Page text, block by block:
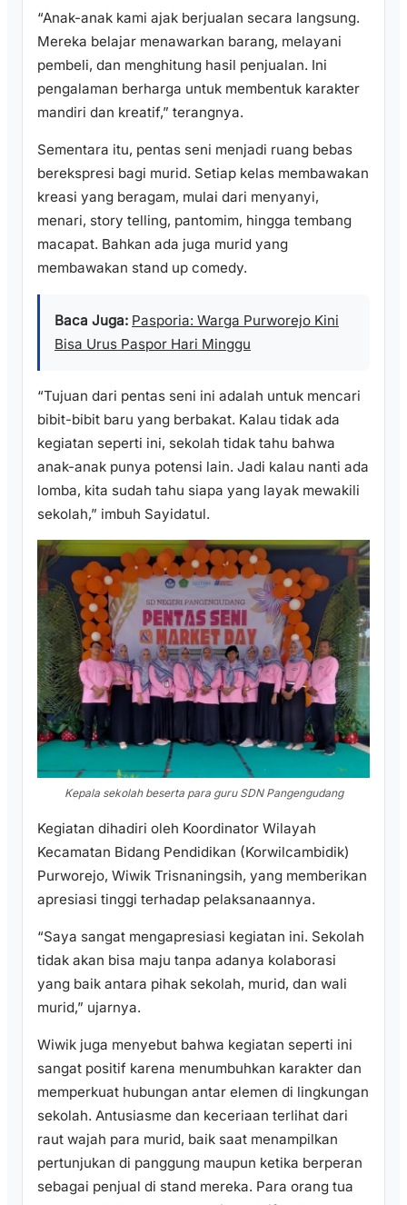
“Anak-anak kami ajak berjualan secara langsung.
Mereka belajar menawarkan barang, melayani
pembeli, dan menghitung hasil penjualan. Ini
pengalaman berharga untuk membentuk karakter
mandiri dan kreatif,” terangnya.
Sementara itu, pentas seni menjadi ruang bebas
berekspresi bagi murid. Setiap kelas membawakan
kreasi yang beragam, mulai dari menyanyi,
menari, story telling, pantomim, hingga tembang
macapat. Bahkan ada juga murid yang
membawakan stand up comedy.
Baca Juga: Pasporia: Warga Purworejo Kini
Bisa Urus Paspor Hari Minggu
“Tujuan dari pentas seni ini adalah untuk mencari
bibit-bibit baru yang berbakat. Kalau tidak ada
kegiatan seperti ini, sekolah tidak tahu bahwa
anak-anak punya potensi lain. Jadi kalau nanti ada
lomba, kita sudah tahu siapa yang layak mewakili
sekolah,” imbuh Sayidatul.
Kepala sekolah beserta para guru SDN Pangengudang
Kegiatan dihadiri oleh Koordinator Wilayah
Kecamatan Bidang Pendidikan (Korwilcambidik)
Purworejo, Wiwik Trisnaningsih, yang memberikan
apresiasi tinggi terhadap pelaksanaannya.
“Saya sangat mengapresiasi kegiatan ini. Sekolah
tidak akan bisa maju tanpa adanya kolaborasi
yang baik antara pihak sekolah, murid, dan wali
murid,” ujarnya.
Wiwik juga menyebut bahwa kegiatan seperti ini
sangat positif karena menumbuhkan karakter dan
memperkuat hubungan antar elemen di lingkungan
sekolah. Antusiasme dan keceriaan terlihat dari
raut wajah para murid, baik saat menampilkan
pertunjukan di panggung maupun ketika berperan
sebagai penjual di stand mereka. Para orang tua